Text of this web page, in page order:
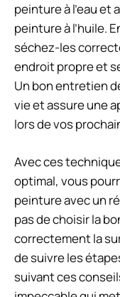
peinture à l’eau et
peinture à l’huile.
séchez-les
endroit propre et
Un bon entretien
vie et assure une
lors de vos
Avec ces
optimal, vous
peinture avec un
pas de choisir la
correctement la
de suivre les
suivant ces